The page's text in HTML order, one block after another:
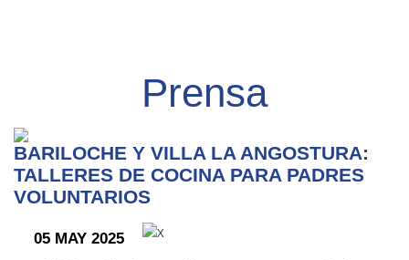
Prensa
BARILOCHE Y VILLA LA ANGOSTURA:
TALLERES DE COCINA PARA PADRES
VOLUNTARIOS
05 MAY 2025